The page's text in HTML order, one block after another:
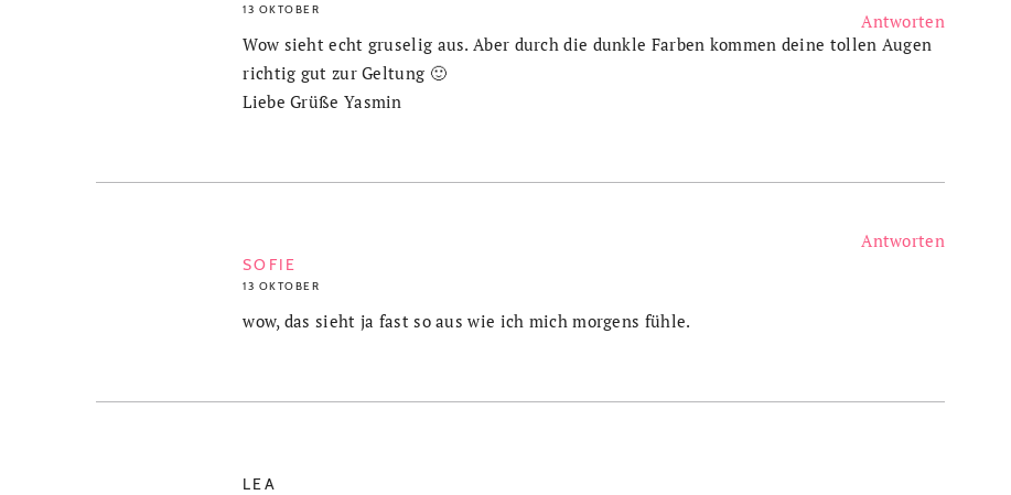
13 OKTOBER
Wow sieht echt gruselig aus. Aber durch die dunkle Farben kommen deine tollen Augen
richtig gut zur Geltung 🙂
Liebe Grüße Yasmin
SOFIE
13 OKTOBER
Antworten
wow, das sieht ja fast so aus wie ich mich morgens fühle.
LEA
Antworten